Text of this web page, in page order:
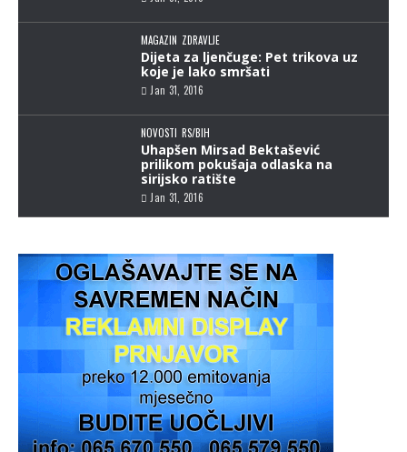
MAGAZIN ZDRAVLJE
Dijeta za ljenčuge: Pet trikova uz
koje je lako smršati
Jan 31, 2016
NOVOSTI RS/BIH
Uhapšen Mirsad Bektašević
prilikom pokušaja odlaska na
sirijsko ratište
Jan 31, 2016